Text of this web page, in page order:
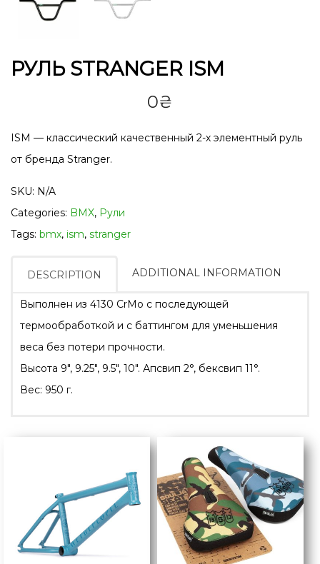
РУЛЬ STRANGER ISM
0₴
ISM — классический качественный 2-х элементный руль
от бренда Stranger.
SKU: N/A
Categories: BMX, Рули
Tags: bmx, ism, stranger
DESCRIPTION ADDITIONAL INFORMATION
Выполнен из 4130 CrMo с последующей
термообработкой и c баттингом для уменьшения
веса без потери прочности.
Высота 9″, 9.25″, 9.5″, 10″. Апсвип 2°, бексвип 11°.
Вес: 950 г.